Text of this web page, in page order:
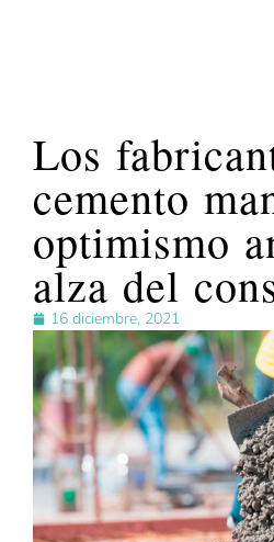
Los
cemento
optimismo
alza del
16 diciembre, 2021